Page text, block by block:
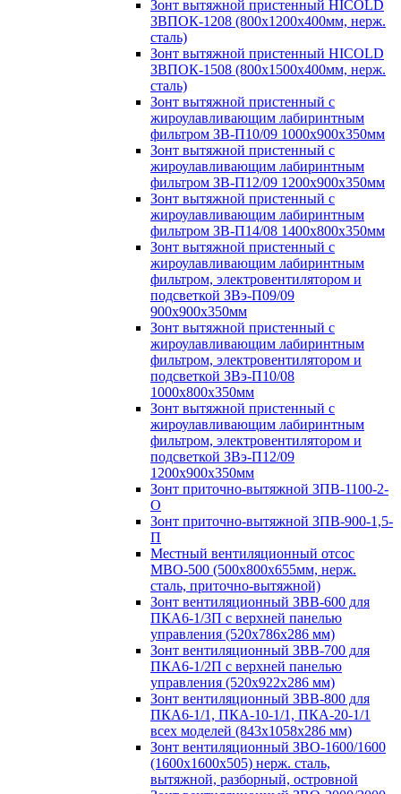
Зонт вытяжной пристенный HICOLD
ЗВПОК-1208 (800х1200х400мм, нерж.
сталь)
Зонт вытяжной пристенный HICOLD
ЗВПОК-1508 (800х1500х400мм, нерж.
сталь)
Зонт вытяжной пристенный с
жироулавливающим лабиринтным
фильтром ЗВ-П10/09 1000х900х350мм
Зонт вытяжной пристенный с
жироулавливающим лабиринтным
фильтром ЗВ-П12/09 1200х900х350мм
Зонт вытяжной пристенный с
жироулавливающим лабиринтным
фильтром ЗВ-П14/08 1400х800х350мм
Зонт вытяжной пристенный с
жироулавливающим лабиринтным
фильтром, электровентилятором и
подсветкой ЗВэ-П09/09
900х900х350мм
Зонт вытяжной пристенный с
жироулавливающим лабиринтным
фильтром, электровентилятором и
подсветкой ЗВэ-П10/08
1000х800х350мм
Зонт вытяжной пристенный с
жироулавливающим лабиринтным
фильтром, электровентилятором и
подсветкой ЗВэ-П12/09
1200х900х350мм
Зонт приточно-вытяжной ЗПВ-1100-2-
О
Зонт приточно-вытяжной ЗПВ-900-1,5-
П
Местный вентиляционный отсос
МВО-500 (500х800х655мм, нерж.
сталь, приточно-вытяжной)
Зонт вентиляционный ЗВВ-600 для
ПКА6-1/3П с верхней панелью
управления (520х786х286 мм)
Зонт вентиляционный ЗВВ-700 для
ПКА6-1/2П с верхней панелью
управления (520х922х286 мм)
Зонт вентиляционный ЗВВ-800 для
ПКА6-1/1, ПКА-10-1/1, ПКА-20-1/1
всех моделей (843х1058х286 мм)
Зонт вентиляционный ЗВО-1600/1600
(1600х1600х505) нерж. сталь,
вытяжной, разборный, островной